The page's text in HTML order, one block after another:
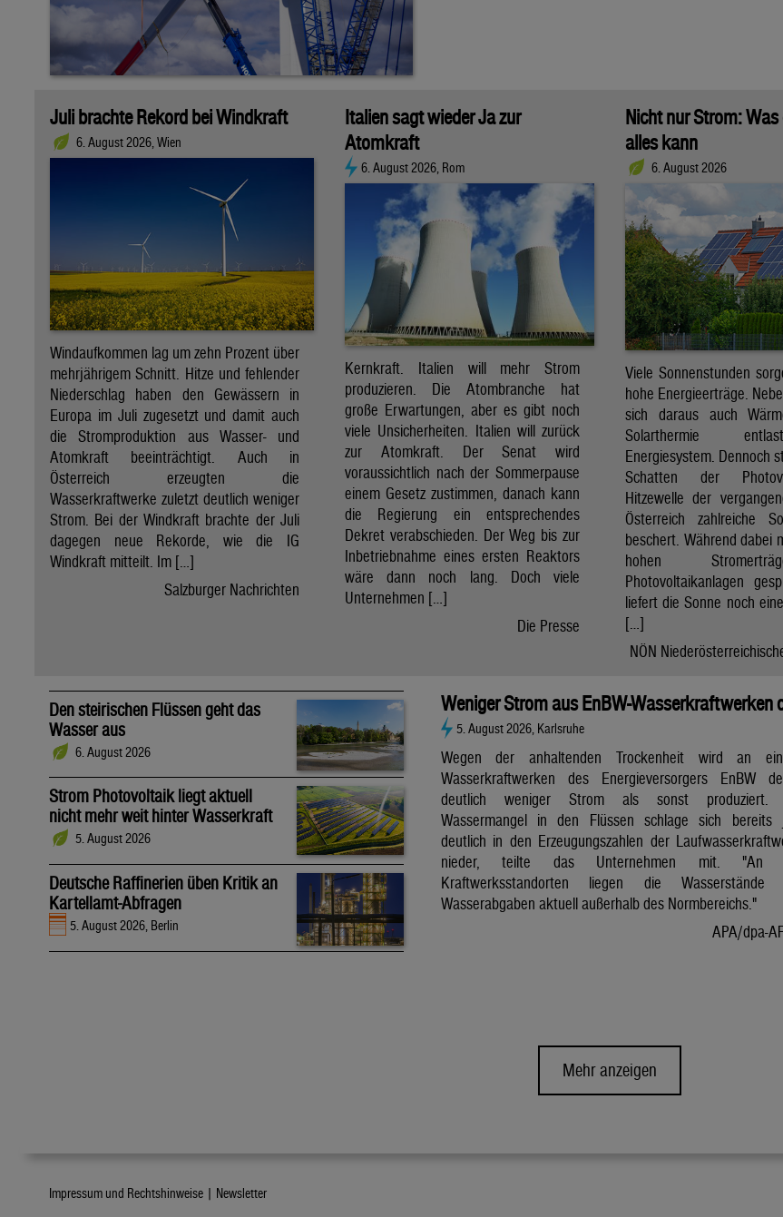
Juli brachte Rekord bei Windkraft
6. August 2026, Wien
Windaufkommen lag um zehn Prozent über
mehrjährigem Schnitt. Hitze und fehlender
Niederschlag haben den Gewässern in
Europa im Juli zugesetzt und damit auch
die Stromproduktion aus Wasser- und
Atomkraft beeinträchtigt. Auch in
Österreich erzeugten die
Wasserkraftwerke zuletzt deutlich weniger
Strom. Bei der Windkraft brachte der Juli
dagegen neue Rekorde, wie die IG
Windkraft mitteilt. Im […]
Salzburger Nachrichten
Italien sagt wieder Ja zur
Atomkraft
6. August 2026, Rom
Kernkraft. Italien will mehr Strom
produzieren. Die Atombranche hat
große Erwartungen, aber es gibt noch
viele Unsicherheiten. Italien will zurück
zur Atomkraft. Der Senat wird
voraussichtlich nach der Sommerpause
einem Gesetz zustimmen, danach kann
die Regierung ein entsprechendes
Dekret verabschieden. Der Weg bis zur
Inbetriebnahme eines ersten Reaktors
wäre dann noch lang. Doch viele
Unternehmen […]
Die Presse
Nicht nur Strom: Was
alles kann
6. August 2026
Viele Sonnenstunden
hohe Energieerträge.
sich daraus auch
Solarthermie
Energiesystem. Dennoch
Schatten der
Hitzewelle der
Österreich zahlreiche
beschert. Während dabei
hohen
Photovoltaikanlagen
liefert die Sonne noch
[…]
NÖN
Den steirischen Flüssen geht das
Wasser aus
6. August 2026
Strom Photovoltaik liegt aktuell
nicht mehr weit hinter Wasserkraft
5. August 2026
Deutsche Raffinerien üben Kritik an
Kartellamt-Abfragen
5. August 2026, Berlin
Weniger Strom aus EnBW-Wasserkraftwerken
5. August 2026, Karlsruhe
Wegen der anhaltenden Trockenheit wird an
Wasserkraftwerken des Energieversorgers EnBW
deutlich weniger Strom als sonst produziert.
Wassermangel in den Flüssen schlage sich bereits
deutlich in den Erzeugungszahlen der
nieder, teilte das Unternehmen mit. "An
Kraftwerksstandorten liegen die Wasserstände
Wasserabgaben aktuell außerhalb des Normbereichs."
APA/dpa-
Mehr anzeigen
Impressum und Rechtshinweise | Newsletter